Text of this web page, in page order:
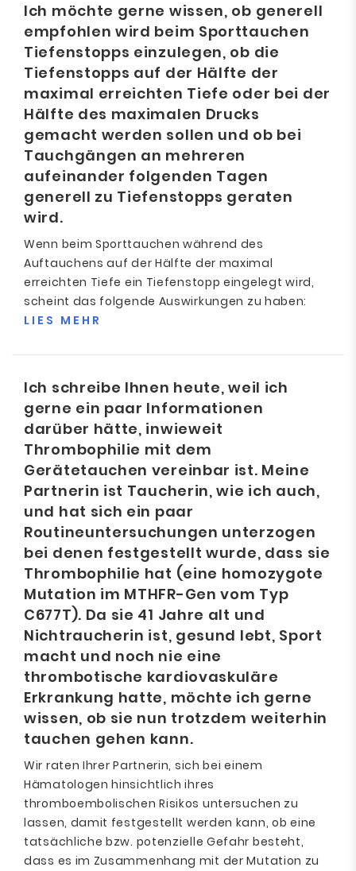
Ich möchte gerne wissen, ob generell
empfohlen wird beim Sporttauchen
Tiefenstopps einzulegen, ob die
Tiefenstopps auf der Hälfte der
maximal erreichten Tiefe oder bei der
Hälfte des maximalen Drucks
gemacht werden sollen und ob bei
Tauchgängen an mehreren
aufeinander folgenden Tagen
generell zu Tiefenstopps geraten
wird.
Wenn beim Sporttauchen während des
Auftauchens auf der Hälfte der maximal
erreichten Tiefe ein Tiefenstopp eingelegt wird,
scheint das folgende Auswirkungen zu haben:
LIES MEHR
Ich schreibe Ihnen heute, weil ich
gerne ein paar Informationen
darüber hätte, inwieweit
Thrombophilie mit dem
Gerätetauchen vereinbar ist. Meine
Partnerin ist Taucherin, wie ich auch,
und hat sich ein paar
Routineuntersuchungen unterzogen
bei denen festgestellt wurde, dass sie
Thrombophilie hat (eine homozygote
Mutation im MTHFR-Gen vom Typ
C677T). Da sie 41 Jahre alt und
Nichtraucherin ist, gesund lebt, Sport
macht und noch nie eine
thrombotische kardiovaskuläre
Erkrankung hatte, möchte ich gerne
wissen, ob sie nun trotzdem weiterhin
tauchen gehen kann.
Wir raten Ihrer Partnerin, sich bei einem
Hämatologen hinsichtlich ihres
thromboembolischen Risikos untersuchen zu
lassen, damit festgestellt werden kann, ob eine
tatsächliche bzw. potenzielle Gefahr besteht,
dass es im Zusammenhang mit der Mutation zu